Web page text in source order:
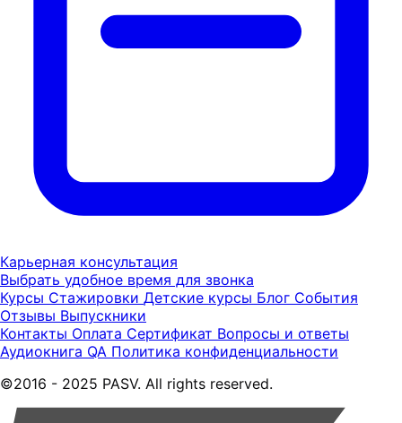
Карьерная консультация
Выбрать удобное время для звонка
Курсы Стажировки Детские курсы Блог События
Отзывы Выпускники
Контакты Оплата Сертификат Вопросы и ответы
Аудиокнига QA Политика конфиденциальности
©2016 - 2025 PASV. All rights reserved.